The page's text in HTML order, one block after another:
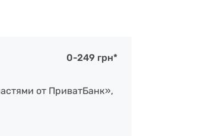
0-249 грн*
от ПриватБанк»,